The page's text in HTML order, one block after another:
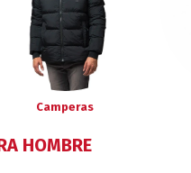
Camperas
HOMBRE